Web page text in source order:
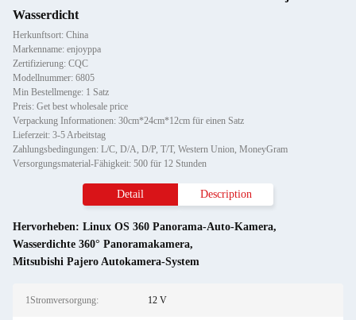
Wasserdicht
Herkunftsort: China
Markenname: enjoyppa
Zertifizierung: CQC
Modellnummer: 6805
Min Bestellmenge: 1 Satz
Preis: Get best wholesale price
Verpackung Informationen: 30cm*24cm*12cm für einen Satz
Lieferzeit: 3-5 Arbeitstag
Zahlungsbedingungen: L/C, D/A, D/P, T/T, Western Union, MoneyGram
Versorgungsmaterial-Fähigkeit: 500 für 12 Stunden
Detail Description
Hervorheben: Linux OS 360 Panorama-Auto-Kamera,
Wasserdichte 360° Panoramakamera,
Mitsubishi Pajero Autokamera-System
1Stromversorgung: 12 V